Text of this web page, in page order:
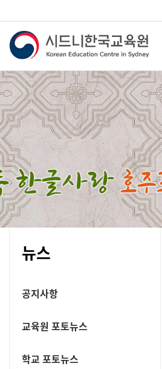
뉴스
공지사항
교육원 포토뉴스
학교 포토뉴스